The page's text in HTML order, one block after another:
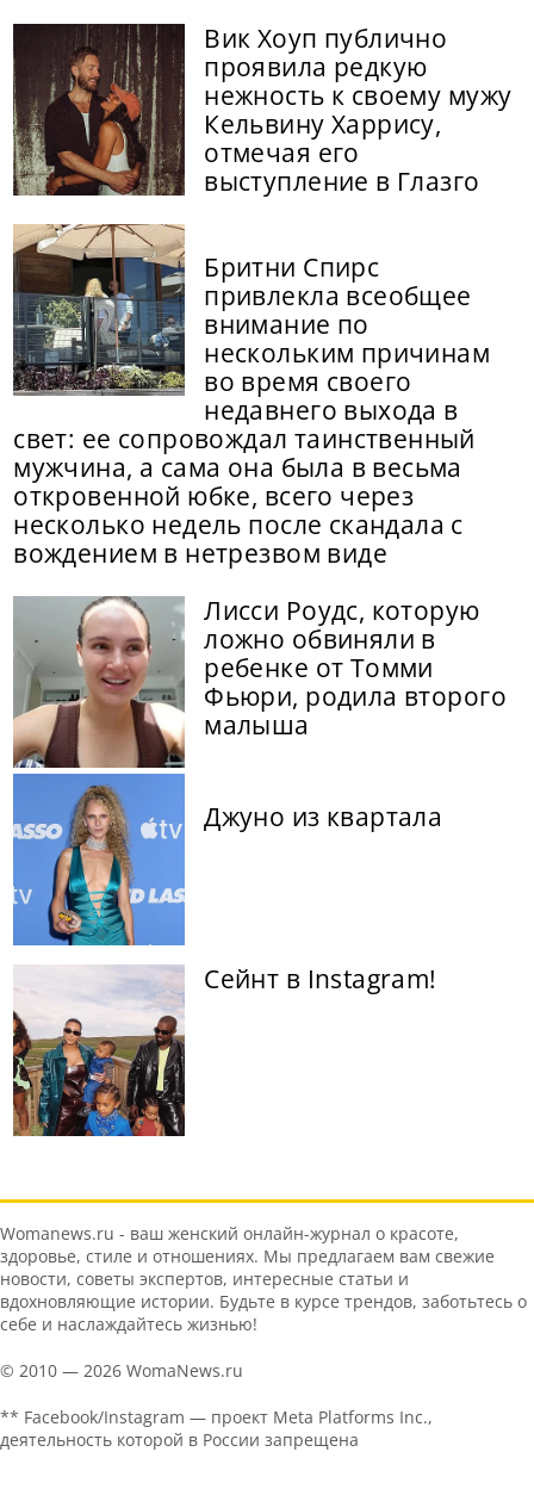
Вик Хоуп публично
проявила редкую
нежность к своему мужу
Кельвину Харрису,
отмечая его
выступление в Глазго
Бритни Спирс
привлекла всеобщее
внимание по
нескольким причинам
во время своего
недавнего выхода в
свет: ее сопровождал таинственный
мужчина, а сама она была в весьма
откровенной юбке, всего через
несколько недель после скандала с
вождением в нетрезвом виде
Лисси Роудс, которую
ложно обвиняли в
ребенке от Томми
Фьюри, родила второго
малыша
Джуно из квартала
Сейнт в Instagram!
Womanews.ru - ваш женский онлайн-журнал о красоте,
здоровье, стиле и отношениях. Мы предлагаем вам свежие
новости, советы экспертов, интересные статьи и
вдохновляющие истории. Будьте в курсе трендов, заботьтесь о
себе и наслаждайтесь жизнью!
© 2010 — 2026 WomaNews.ru
** Facebook/Instagram — проект Meta Platforms Inc.,
деятельность которой в России запрещена